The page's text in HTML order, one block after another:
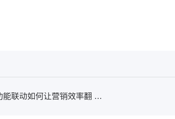
从采集到推送：Geeksend 三功能联动如何让营销效率翻 10 倍